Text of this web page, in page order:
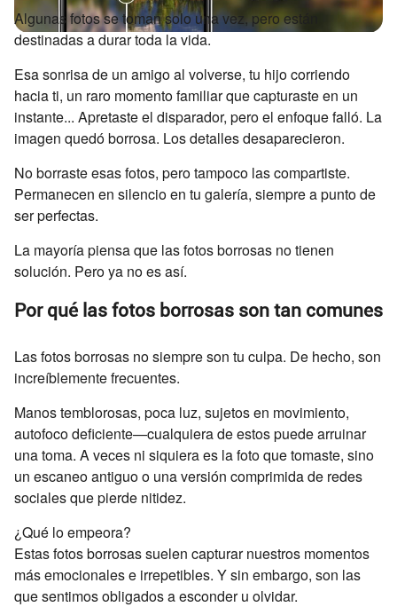
Algunas fotos se toman solo una vez, pero están
destinadas a durar toda la vida.
Esa sonrisa de un amigo al volverse, tu hijo corriendo
hacia ti, un raro momento familiar que capturaste en un
instante... Apretaste el disparador, pero el enfoque falló. La
imagen quedó borrosa. Los detalles desaparecieron.
No borraste esas fotos, pero tampoco las compartiste.
Permanecen en silencio en tu galería, siempre a punto de
ser perfectas.
La mayoría piensa que las fotos borrosas no tienen
solución. Pero ya no es así.
Por qué las fotos borrosas son tan comunes
Las fotos borrosas no siempre son tu culpa. De hecho, son
increíblemente frecuentes.
Manos temblorosas, poca luz, sujetos en movimiento,
autofoco deficiente—cualquiera de estos puede arruinar
una toma. A veces ni siquiera es la foto que tomaste, sino
un escaneo antiguo o una versión comprimida de redes
sociales que pierde nitidez.
¿Qué lo empeora?
Estas fotos borrosas suelen capturar nuestros momentos
más emocionales e irrepetibles. Y sin embargo, son las
que sentimos obligados a esconder u olvidar.